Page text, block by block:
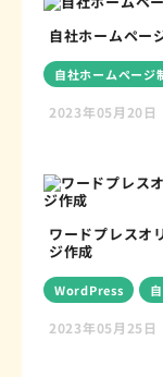
自社ホームペー
自社ホームページ
2023年05月20日
ワードプレスオ
ジ作成
WordPress
2023年05月25日